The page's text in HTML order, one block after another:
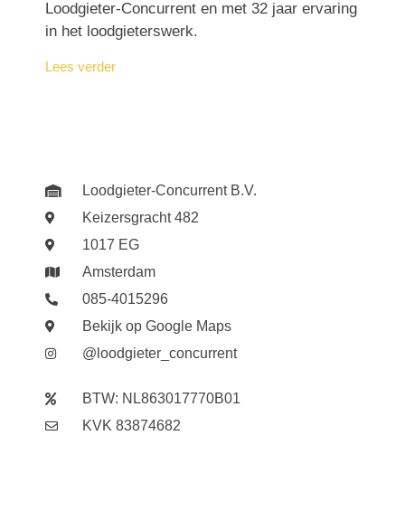
Loodgieter-Concurrent en met 32 jaar ervaring
in het loodgieterswerk.
Lees verder
Loodgieter-Concurrent B.V.
Keizersgracht 482
1017 EG
Amsterdam
085-4015296
Bekijk op Google Maps
@loodgieter_concurrent
BTW: NL863017770B01
KVK 83874682